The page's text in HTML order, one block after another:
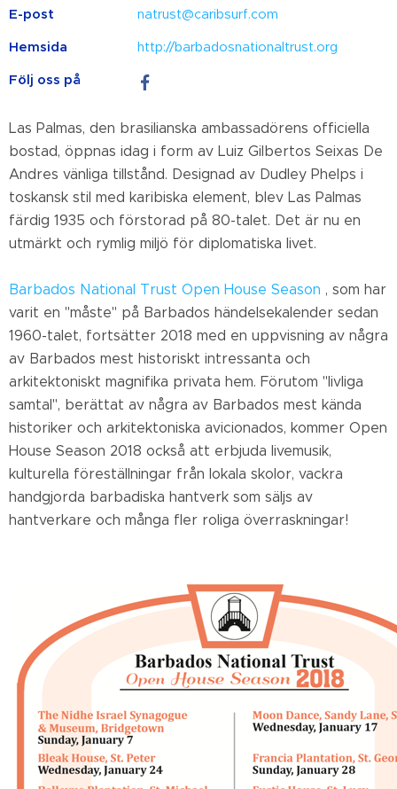
E-post natrust@caribsurf.com
Hemsida http://barbadosnationaltrust.org
Följ oss på
Las Palmas, den brasilianska ambassadörens officiella
bostad, öppnas idag i form av Luiz Gilbertos Seixas De
Andres vänliga tillstånd. Designad av Dudley Phelps i
toskansk stil med karibiska element, blev Las Palmas
färdig 1935 och förstorad på 80-talet. Det är nu en
utmärkt och rymlig miljö för diplomatiska livet.
Barbados National Trust Open House Season , som har
varit en "måste" på Barbados händelsekalender sedan
1960-talet, fortsätter 2018 med en uppvisning av några
av Barbados mest historiskt intressanta och
arkitektoniskt magnifika privata hem. Förutom "livliga
samtal", berättat av några av Barbados mest kända
historiker och arkitektoniska avicionados, kommer Open
House Season 2018 också att erbjuda livemusik,
kulturella föreställningar från lokala skolor, vackra
handgjorda barbadiska hantverk som säljs av
hantverkare och många fler roliga överraskningar!